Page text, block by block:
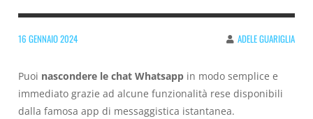
16 GENNAIO 2024 ADELE GUARIGLIA
Puoi nascondere le chat Whatsapp in modo semplice e
immediato grazie ad alcune funzionalità rese disponibili
dalla famosa app di messaggistica istantanea.